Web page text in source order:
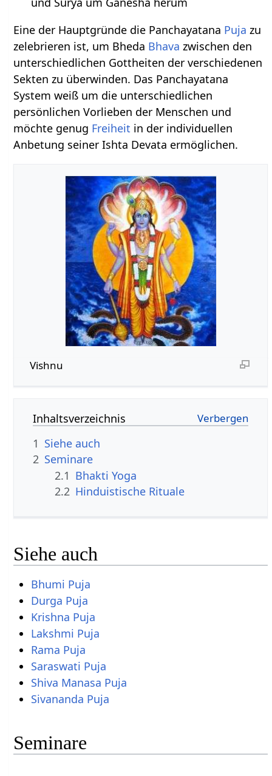
Eine der Hauptgründe die Panchayatana Puja zu
zelebrieren ist, um Bheda Bhava zwischen den
unterschiedlichen Gottheiten der verschiedenen
Sekten zu überwinden. Das Panchayatana
System weiß um die unterschiedlichen
persönlichen Vorlieben der Menschen und
möchte genug Freiheit in der individuellen
Anbetung seiner Ishta Devata ermöglichen.
Vishnu
Inhaltsverzeichnis
1 Siehe auch
2 Seminare
2.1 Bhakti Yoga
2.2 Hinduistische Rituale
Siehe auch
Bhumi Puja
Durga Puja
Krishna Puja
Lakshmi Puja
Rama Puja
Saraswati Puja
Shiva Manasa Puja
Sivananda Puja
Seminare